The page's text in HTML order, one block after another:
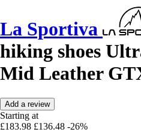
La Sportiva
hiking shoes
Mid Leather
Add a review
Starting at
£183.98 £136.48 -26%